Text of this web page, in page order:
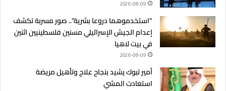
2026-08-09
“استخدموهما دروعا بشرية”.. صور مسربة تكشف
إعدام الجيش الإسرائيلي مسنين فلسطينيين اثنين
في بيت لاهيا
2026-08-09
أمير تبوك يشيد بنجاح علاج وتأهيل مريضة
استعادت المشي